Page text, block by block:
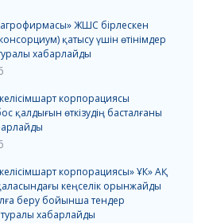
ЖШС бірлескен
қатысу үшін өтінімдер
хабарлайды
корпорациясы
қалдығын өткізудің басталғаны
корпорациясы» ҰК» АҚ
кеңселік орынжайды
беру бойынша тендер
туралы хабарлайды